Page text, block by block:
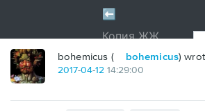
bohemicus ( bohemicus)
2017-04-12 14:29:00